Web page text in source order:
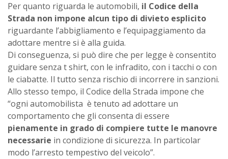
Per quanto riguarda le automobili, il Codice della
Strada non impone alcun tipo di divieto esplicito
riguardante l’abbigliamento e l’equipaggiamento da
adottare mentre si è alla guida.
Di conseguenza, si può dire che per legge è consentito
guidare senza t shirt, con le infradito, con i tacchi o con
le ciabatte. Il tutto senza rischio di incorrere in sanzioni.
Allo stesso tempo, il Codice della Strada impone che
“ogni automobilista è tenuto ad adottare un
comportamento che gli consenta di essere
pienamente in grado di compiere tutte le manovre
necessarie in condizione di sicurezza. In particolar
modo l’arresto tempestivo del veicolo”.